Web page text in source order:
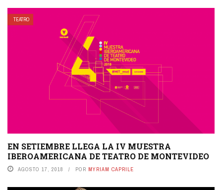
TEATRO
EN SETIEMBRE LLEGA LA IV MUESTRA
IBEROAMERICANA DE TEATRO DE MONTEVIDEO
AGOSTO 17, 2018 POR MYRIAM CAPRILE